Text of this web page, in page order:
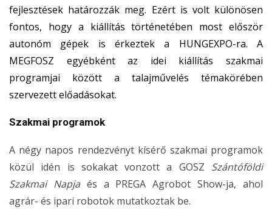
fejlesztések határozzák meg. Ezért is volt különösen
fontos, hogy a kiállítás történetében most először
autonóm gépek is érkeztek a HUNGEXPO-ra. A
MEGFOSZ egyébként az idei kiállítás szakmai
programjai között a talajművelés témakörében
szervezett előadásokat.
Szakmai programok
A négy napos rendezvényt kísérő szakmai programok
közül idén is sokakat vonzott a GOSZ Szántóföldi
Szakmai Napjaés a PREGA Agrobot Show-ja, ahol
agrár- és ipari robotok mutatkoztak be.